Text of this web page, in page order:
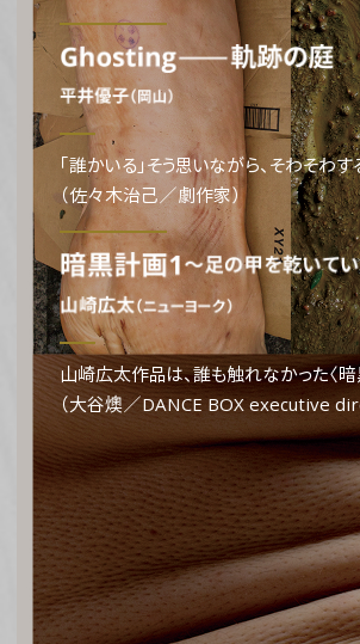
「誰かいる」そう思いながら、そわそわ
（佐々木治己／劇作家）
山崎広太作品は、誰も触れなかった〈
（大谷燠／DANCE BOX executive